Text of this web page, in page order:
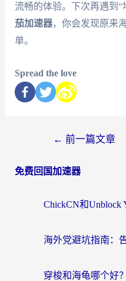
流畅的体验。下次再遇到
茄加速器，你会发现原来
单。
Spread the love
← 前一篇文章
免费回国加速器